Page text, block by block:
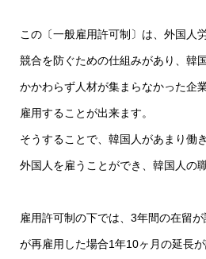
この〔一般雇用許可制〕は、外国人
競合を防ぐための仕組みがあり、韓
かかわらず人材が集まらなかった企
雇用することが出来ます。
そうすることで、韓国人があまり働
外国人を雇うことができ、韓国人の
雇用許可制の下では、3年間の在留
が再雇用した場合1年10ヶ月の延長が